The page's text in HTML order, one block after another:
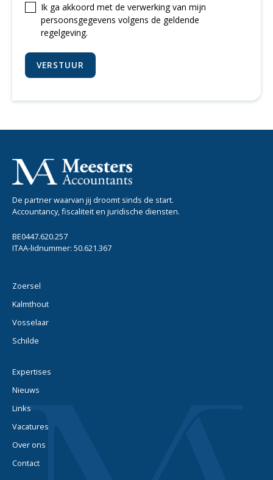
Ik ga akkoord met de verwerking van mijn
persoonsgegevens volgens de geldende
regelgeving.
De partner waarvan jij droomt sinds de start.
Accountancy, fiscaliteit en juridische diensten.
BE0447.620.257
ITAA-lidnummer: 50.621.367
Zoersel
Kalmthout
Vosselaar
Schilde
Expertises
Nieuws
Links
Vacatures
Over ons
Contact